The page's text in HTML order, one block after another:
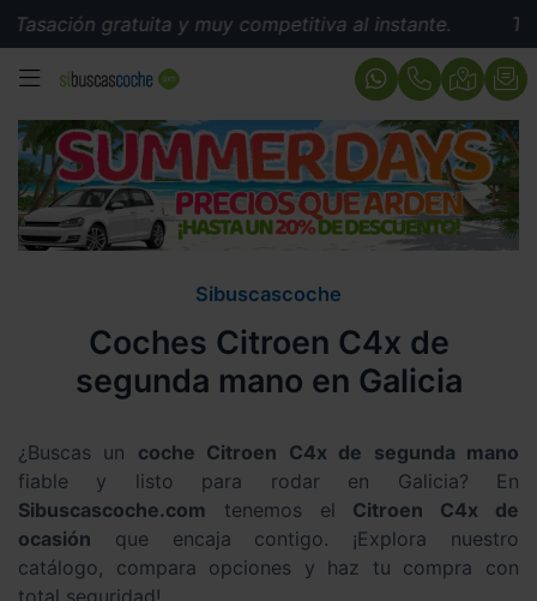
gratuita y muy competitiva al instante.
MENÚ
Sibuscascoche
Coches Citroen C4x de
segunda mano en Galicia
¿Buscas un coche Citroen C4x de segunda mano
fiable y listo para rodar en Galicia? En
Sibuscascoche.com tenemos el Citroen C4x de
ocasión que encaja contigo. ¡Explora nuestro
catálogo, compara opciones y haz tu compra con